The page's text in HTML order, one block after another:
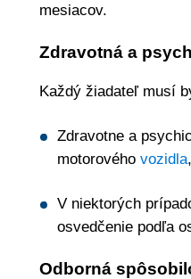
mesiacov.
Zdravotná a
Každý žiadateľ musí
Zdravotne a
motorového vozidla,
V niektorých
osvedčenie podľa
Odborná